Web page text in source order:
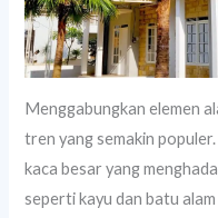
Menggabungkan elemen
tren yang semakin
kaca besar yang
seperti kayu dan batu